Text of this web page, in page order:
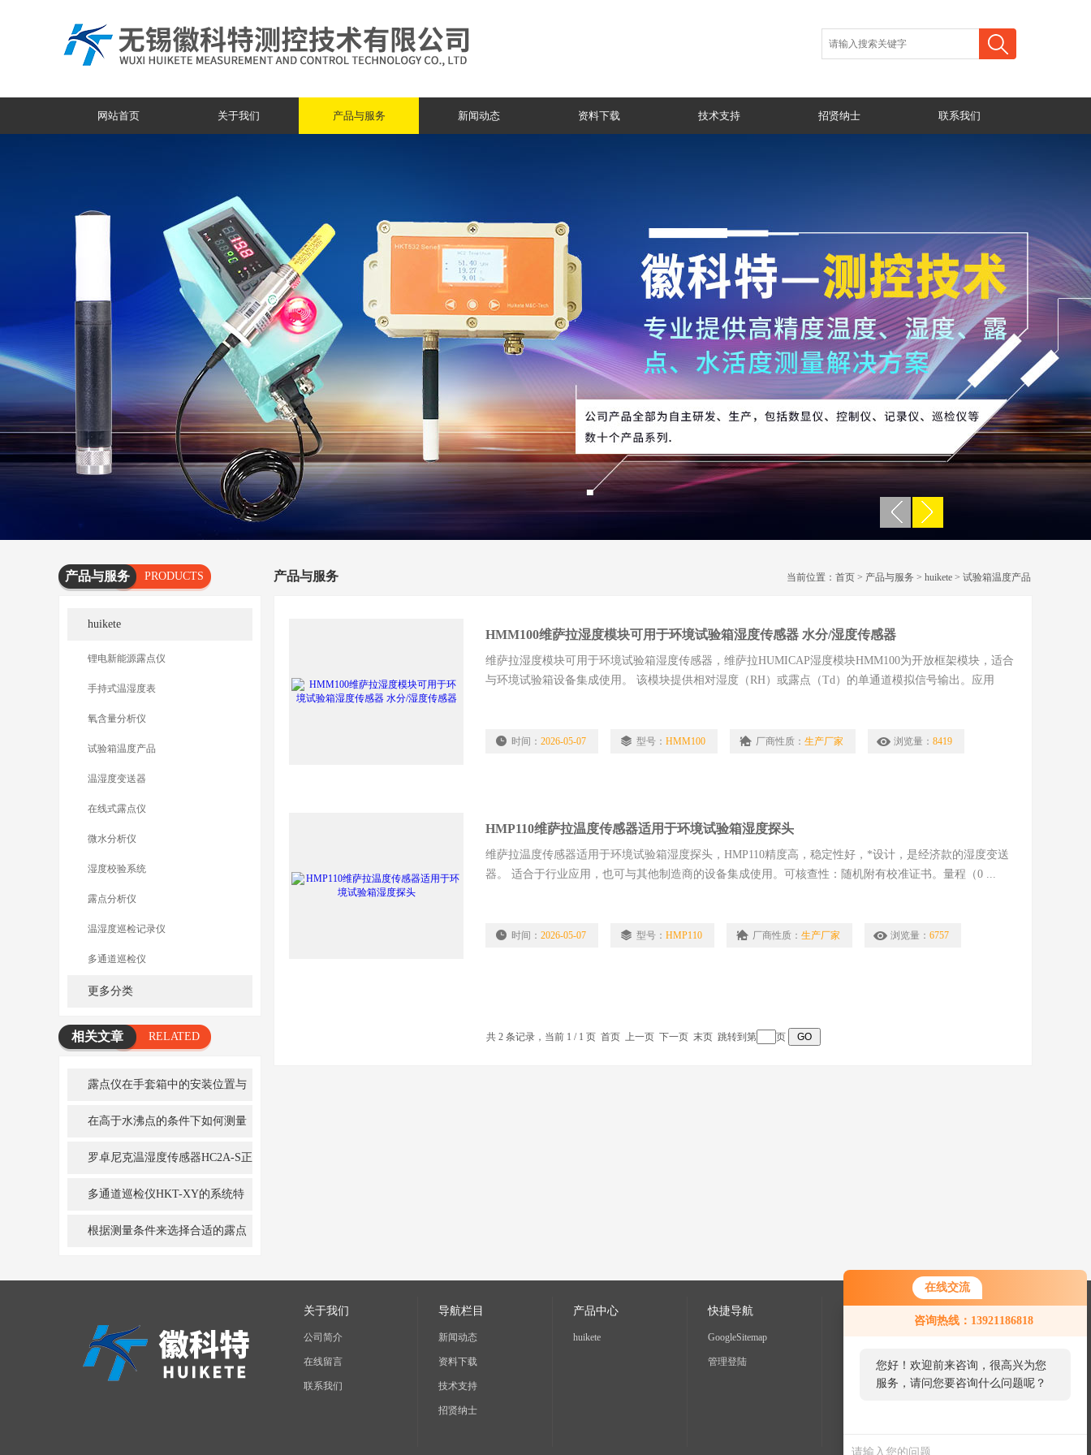
在线交流
咨询热线：13921186818
您好！欢迎前来咨询，很高兴为您
服务，请问您要咨询什么问题呢？
好，
网站首页 关于我们 产品与服务 新闻动态 资料下载 技术支持 招贤纳士 联系我们
产品与服务
PRODUCTS
huikete
锂电新能源露点仪
手持式温湿度表
氧含量分析仪
试验箱温度产品
温湿度变送器
在线式露点仪
微水分析仪
湿度校验系统
露点分析仪
温湿度巡检记录仪
多通道巡检仪
更多分类
相关文章
RELATED
露点仪在手套箱中的安装位置与
注意事项
在高于水沸点的条件下如何测量
湿度？罗卓尼克温湿度传感器HC2A-S正
确供电得重要性
多通道巡检仪HKT-XY的系统特
性及其应用
根据测量条件来选择合适的露点
产品与服务 当前位置： 首页 > 产品与服务 > huikete > 试验箱温度产品
HMM100维萨拉湿度模块可用于环境试验箱湿度传感器 水分/湿度传感器
维萨拉湿度模块可用于环境试验箱湿度传感器，维萨拉HUMICAP湿度模块HMM100为开放框架模块，适合
与环境试验箱设备集成使用。 该模块提供相对湿度（RH）或露点（Td）的单通道模拟信号输出。应用
时间：2026-05-07 型号：HMM100 厂商性质：生产厂家 浏览量：8419
HMP110维萨拉温度传感器适用于环境试验箱湿度探头
维萨拉温度传感器适用于环境试验箱湿度探头，HMP110精度高，稳定性好，*设计，是经济款的湿度变送
器。 适合于行业应用，也可与其他制造商的设备集成使用。可核查性：随机附有校准证书。量程（0 ...
时间：2026-05-07 型号：HMP110 厂商性质：生产厂家 浏览量：6757
共 2 条记录，当前 1 / 1 页 首页 上一页 下一页 末页 跳转到第 页
关于我们
公司简介
在线留言
联系我们
导航栏目
新闻动态
资料下载
技术支持
招贤纳士
产品中心
huikete
快捷导航
GoogleSitemap
管理登陆